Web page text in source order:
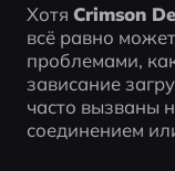
Хотя Crimson
всё равно
проблемами,
зависание
часто вызваны
соединением